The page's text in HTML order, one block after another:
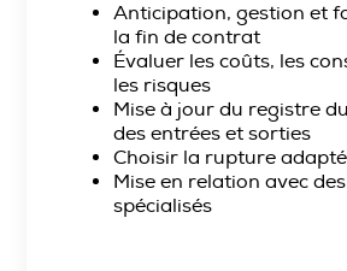
Anticipation, gestion et
la fin de contrat
Évaluer les coûts, les
les risques
Mise à jour du registre
des entrées et sorties
Choisir la rupture
Mise en relation avec
spécialisés